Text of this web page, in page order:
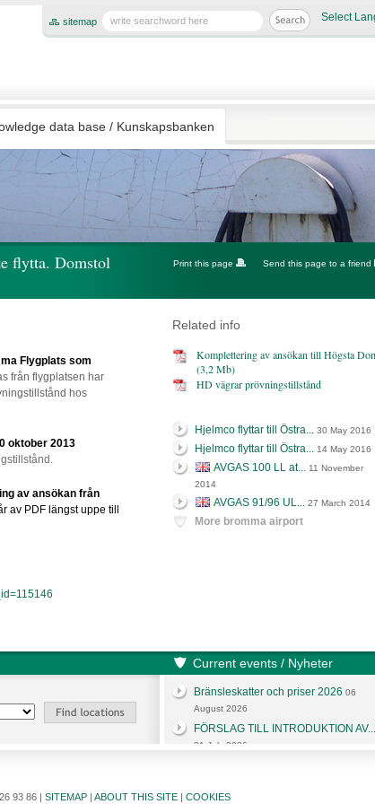
sitemap Select
data base / Kunskapsbanken
flytta. Domstol
Print this page Send this page to a friend
Flygplats som
från flygplatsen har
hos
oktober 2013
av ansökan från
av PDF längst uppe till
Related info
Komplettering av ansökan till Högsta
(3,2 Mb)
HD vägrar prövningstillstånd
Hjelmco flyttar till Östra... 30 May 2016
Hjelmco flyttar till Östra... 14 May 2016
AVGAS 100 LL at... 11 November
2014
AVGAS 91/96 UL... 27 March 2014
More bromma airport
Current events / Nyheter
Bränsleskatter och priser 2026 06
August 2026
FÖRSLAG TILL INTRODUKTION AV...
31 July 2026
93 86 | SITEMAP | ABOUT THIS SITE | COOKIES